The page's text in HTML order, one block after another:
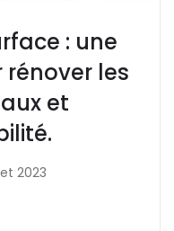
: une
rénover les
et
2023